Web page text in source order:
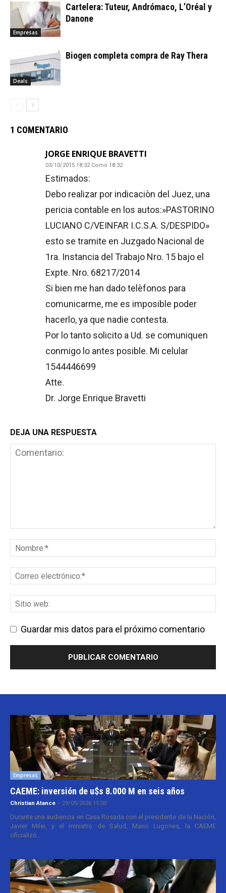
Empresas
Cartelera: Tuteur, Andrómaco, L’Oréal y
Danone
Deals
Biogen completa compra de Ray Thera
1 COMENTARIO
JORGE ENRIQUE BRAVETTI
03/10/2015 18:32 Como 18:32
Estimados:
Debo realizar por indicaciòn del Juez, una
pericia contable en los autos:»PASTORINO
LUCIANO C/VEINFAR I.C.S.A. S/DESPIDO»
esto se tramite en Juzgado Nacional de
1ra. Instancia del Trabajo Nro. 15 bajo el
Expte. Nro. 68217/2014
Si bien me han dado telèfonos para
comunicarme, me es imposible poder
hacerlo, ya que nadie contesta.
Por lo tanto solicito a Ud. se comuniquen
conmigo lo antes posible. Mi celular
1544446699
Atte.
Dr. Jorge Enrique Bravetti
DEJA UNA RESPUESTA
Guardar mis datos para el próximo comentario
Empresas
CAEME: inversión de u$s 8.000 M en seis años
Christian Atance - 29/05/2026 15:00
Durante una audiencia en Casa Rosada con el presidente de la Nación,
Javier Milei, y el ministro de Salud, Mario Lugones, la CAEME
oficializó...